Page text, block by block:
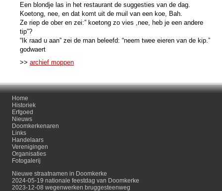
Een blondje las in het restaurant de suggesties van de dag.
Koetong, nee, en dat komt uit de muil van een koe, Bah.
Ze riep de ober en zei:” koetong zo vies ,nee, heb je een andere
tip”?
“Ik raad u aan” zei de man beleefd: “neem twee eieren van de kip.”
godwaert
>> archief moppen
Home
Historiek
Erfgoed
Nieuws
Doomkerkenaren
Links
Handelaars
Verenigingen
Organisaties
Fotogalerij
Nieuwe straatnamen in Doomkerke
2024-05-19 nationale feestdag van Doomkerke
2023-12-08 wegenwerken bruggesteenweg